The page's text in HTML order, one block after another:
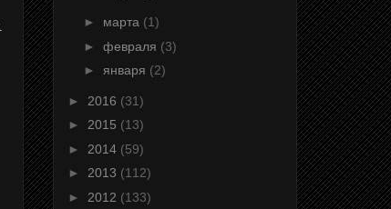
► марта (1)
► февраля (3)
► января (2)
► 2016 (31)
► 2015 (13)
► 2014 (59)
► 2013 (112)
► 2012 (133)